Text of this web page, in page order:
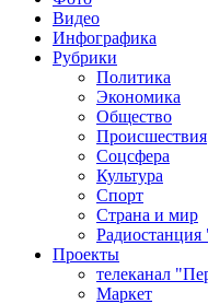
Видео
Инфографика
Рубрики
Политика
Экономика
Общество
Происшествия
Соцсфера
Культура
Спорт
Страна и мир
Проекты
телеканал
Маркет